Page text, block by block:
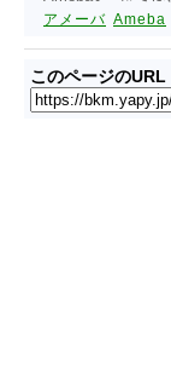
アメーバ Ameba
このページのURL